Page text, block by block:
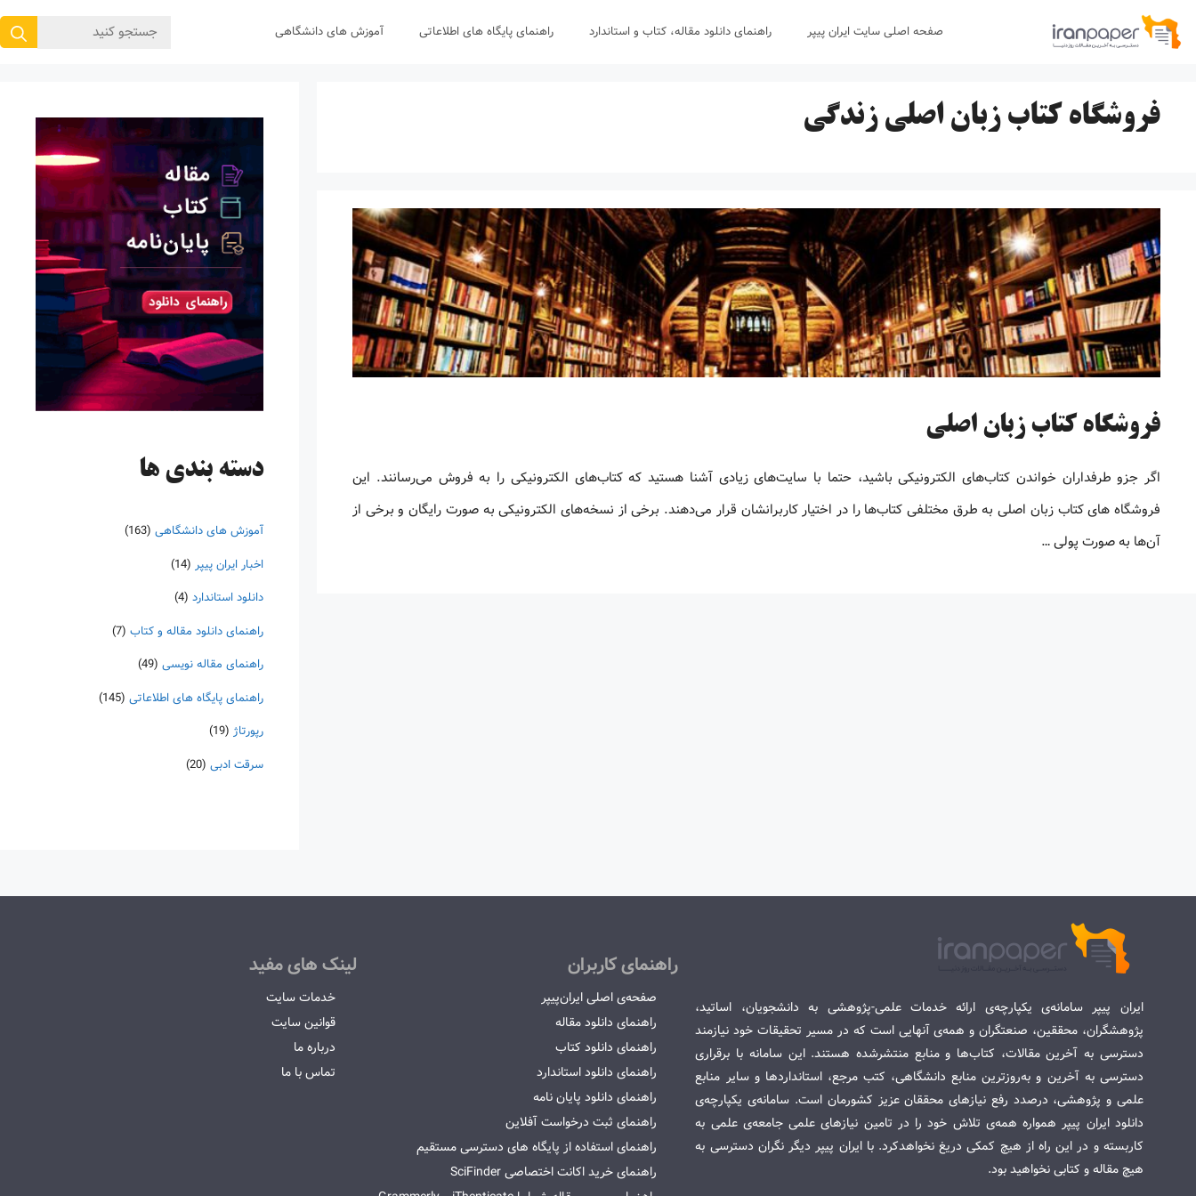
پرش
صفحه اصلی سایت ایران پیپر راهنمای دانلود مقاله، کتاب و استاندارد راهنمای پایگاه های اطلاعاتی آموزش های دانشگاهی
جستجوی
فروشگاه کتاب زبان اصلی زندگی
فروشگاه کتاب زبان اصلی
اگر جزو طرفداران خواندن کتاب‌های الکترونیکی باشید، حتما با سایت‌های زیادی آشنا هستید که کتاب‌های الکترونیکی را به فروش می‌رسانند. این
فروشگاه های کتاب زبان اصلی به طرق مختلفی کتاب‌ها را در اختیار کاربرانشان قرار می‌دهند. برخی از نسخه‌های الکترونیکی به صورت رایگان و برخی از
آن‌ها به صورت پولی …
دسته‌ بندی ها
آموزش های دانشگاهی (163)
اخبار ایران پیپر (14)
دانلود استاندارد (4)
راهنمای دانلود مقاله و کتاب (7)
راهنمای مقاله نویسی (49)
راهنمای پایگاه های اطلاعاتی (145)
رپورتاژ (19)
سرقت ادبی (20)
ایران پیپر سامانه‌ی یکپارچه‌ی ارائه خدمات علمی-پژوهشی به دانشجویان، اساتید،
پژوهشگران، محققین، صنعتگران و همه‌ی آنهایی است که در مسیر تحقیقات خود نیازمند
دسترسی به آخرین مقالات، کتاب‌ها و منابع منتشرشده هستند. این سامانه با برقراری
دسترسی به آخرین و به‌روزترین منابع دانشگاهی، کتب مرجع، استانداردها و سایر منابع
علمی و پژوهشی، درصدد رفع نیازهای محققان عزیز کشورمان است. سامانه‌ی یکپارچه‌ی
دانلود ایران پیپر همواره همه‌ی تلاش خود را در تامین نیازهای علمی جامعه‌ی علمی به
کاربسته و در این راه از هیچ کمکی دریغ نخواهدکرد. با ایران پیپر دیگر نگران دسترسی به
هیچ مقاله و کتابی نخواهید بود.
راهنمای کاربران
صفحه‌ی اصلی ایران‌پیپر
راهنمای دانلود مقاله
راهنمای دانلود کتاب
راهنمای دانلود استاندارد
راهنمای دانلود پایان نامه
راهنمای ثبت درخواست آفلاین
راهنمای استفاده از پایگاه های دسترسی مستقیم
راهنمای خرید اکانت اختصاصی SciFinder
لینک های مفید
خدمات سایت
قوانین سایت
درباره ما
تماس با ما